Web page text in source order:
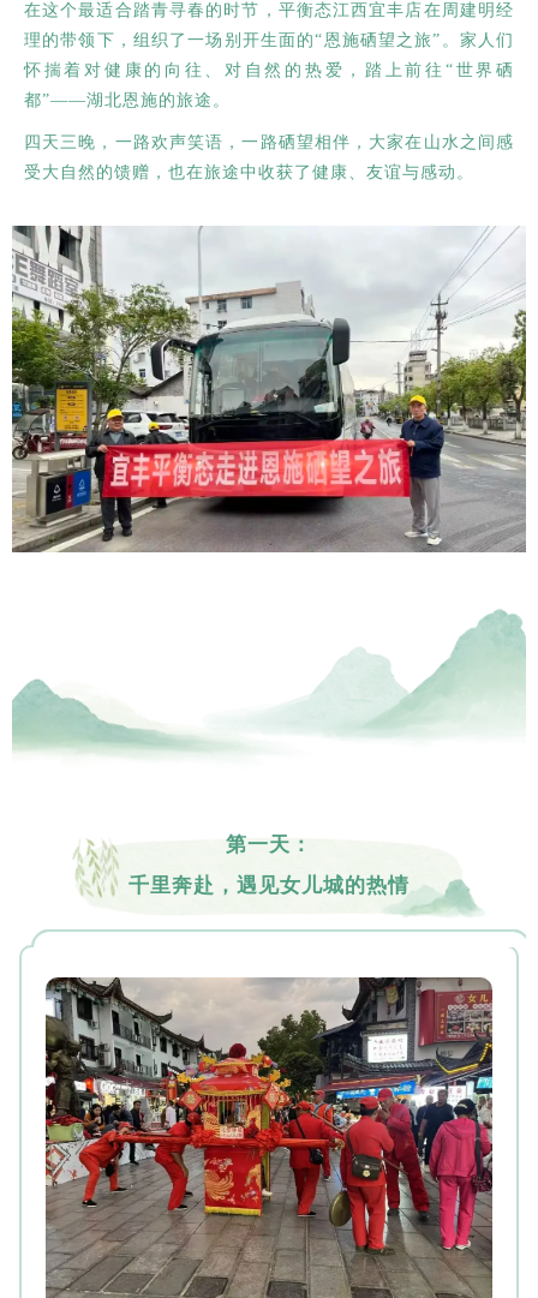
在这个最适合踏青寻春的时节，平衡态江西宜丰店在周建明经
理的带领下，组织了一场别开生面的“恩施硒望之旅”。家人们
怀揣着对健康的向往、对自然的热爱，踏上前往“世界硒
都”——湖北恩施的旅途。
四天三晚，一路欢声笑语，一路硒望相伴，大家在山水之间感
受大自然的馈赠，也在旅途中收获了健康、友谊与感动。
第一天：
千里奔赴，遇见女儿城的热情